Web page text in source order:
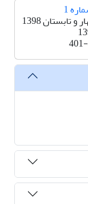
تابستان 1398